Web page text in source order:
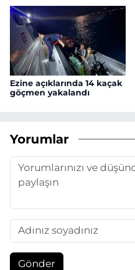
Ezine açıklarında 14 kaçak
göçmen yakalandı
Yorumlar
Gönder